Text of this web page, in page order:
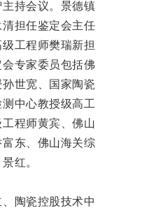
持会议。 景德镇
担任鉴定会主任
工程师樊瑞新担
专家委员包括佛
孙世宽、 国家陶瓷
中心教授级高工
程师黄宾、佛山
东、 佛山海关综
景红。
陶瓷控股技术中